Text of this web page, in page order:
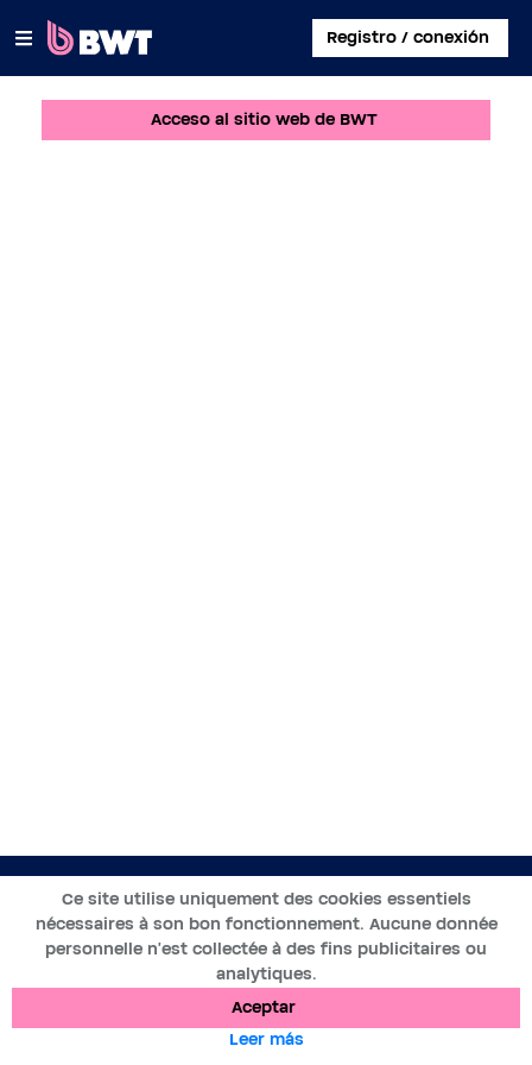
Registro / conexión
×
CONECTARSE AAcceso al sitio web de BWT
ES
2019-2025 ©BWT by
- Todos los derechos reservados
CookiesMenciones legales
Aceptar
Ce site utilise uniquement des cookies essentiels
nécessaires à son bon fonctionnement. Aucune donnée
personnelle n’est collectée à des fins publicitaires ou
analytiques.
Leer más